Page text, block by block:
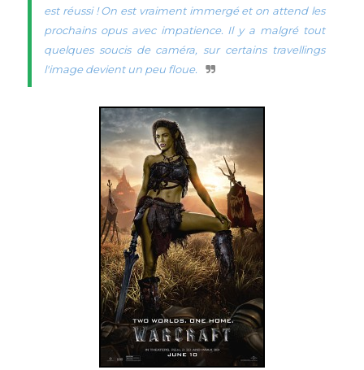
est réussi ! On est vraiment immergé et on attend les
prochains opus avec impatience. Il y a malgré tout
quelques soucis de caméra, sur certains travellings
l'image devient un peu floue.